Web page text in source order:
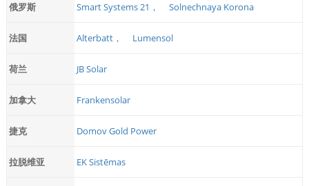
俄罗斯 Smart Systems 21， Solnechnaya Korona
法国 Alterbatt， Lumensol
荷兰 JB Solar
加拿大 Frankensolar
捷克 Domov Gold Power
拉脱维亚 EK Sistēmas